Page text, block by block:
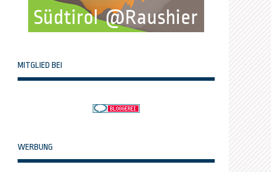
MITGLIED BEI
WERBUNG